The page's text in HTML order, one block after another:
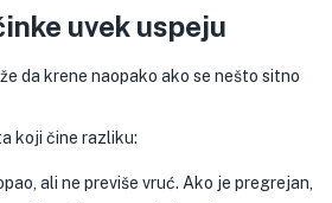
uvek uspeju
da krene naopako ako se nešto sitno
koji čine razliku:
ali ne previše vruć. Ako je pregrejan,